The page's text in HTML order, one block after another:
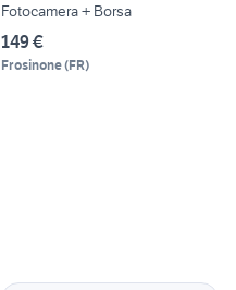
Fotocamera + Borsa
149 €
Frosinone(FR)